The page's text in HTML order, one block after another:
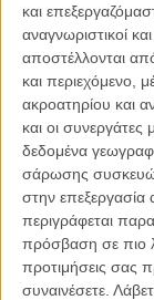
και
αναγνωριστικοί
αποστέλλονται
και περιεχόμενο,
ακροατηρίου και
και οι συνεργάτες
δεδομένα
σάρωσης
στην
περιγράφεται
πρόσβαση σε πιο
προτιμήσεις σας
συναινέσετε.